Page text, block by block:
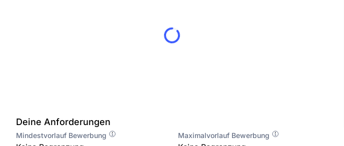
Deine Anforderungen
Mindestvorlauf Bewerbung Maximalvorlauf Bewerbung